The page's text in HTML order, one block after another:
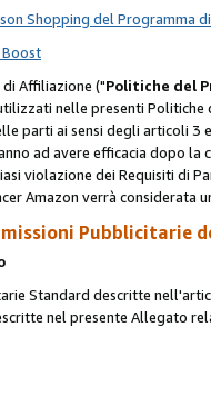
Shopping del Programma
Affiliazione ("Politiche del
nelle presenti
parti ai sensi degli articoli 3
ad avere efficacia dopo
violazione dei Requisiti di
Amazon verrà considerata
Pubblicitarie
Standard descritte
nel presente Allegato